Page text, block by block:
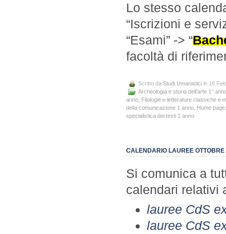
Lo stesso
“Iscrizioni e
“Esami” -> “
facoltà di
Scritto da Studi Umanistici in 16
Archeologia e storia dell’arte 1°
anno, Filologie e letterature classiche e
della comunicazione 1 anno, Home page
specialistica dei testi 1 anno
CALENDARIO LAUREE OTTOBRE
Si comunica a
calendari relativi
lauree CdS
lauree CdS